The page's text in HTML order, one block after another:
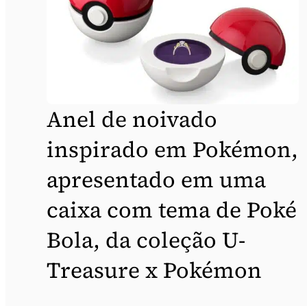
Anel de noivado
inspirado em Pokémon,
apresentado em uma
caixa com tema de Poké
Bola, da coleção U-
Treasure x Pokémon